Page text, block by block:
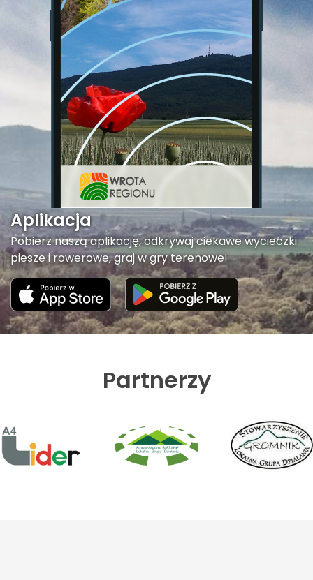
Aplikacja
Pobierz naszą aplikację, odkrywaj ciekawe wycieczki
piesze i rowerowe, graj w gry terenowe!
Partnerzy